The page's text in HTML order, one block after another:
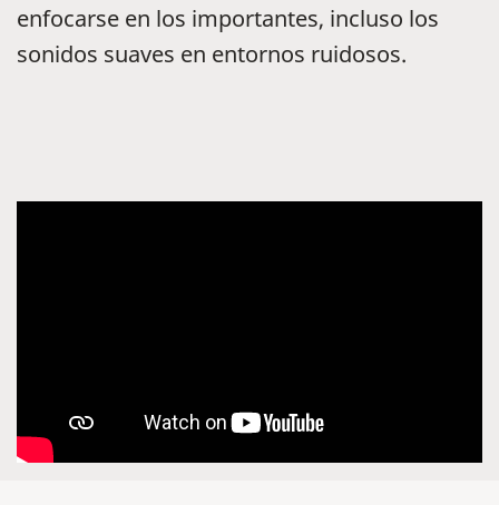
enfocarse en los importantes, incluso los
sonidos suaves en entornos ruidosos.